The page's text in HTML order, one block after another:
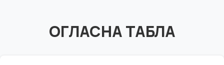
ОГЛАСНА ТАБЛА